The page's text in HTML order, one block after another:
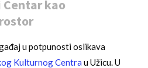
kao
u potpunosti oslikava
Kulturnog Centra u Užicu. U